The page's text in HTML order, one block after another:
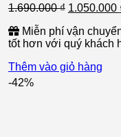
1.690.000₫ Giá
là:
1.690.000
1.050.000
Miễn phí vận
tốt hơn với quý khách
Thêm vào giỏ hàng
-42%